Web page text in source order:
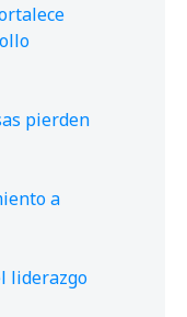
pierden
a
liderazgo